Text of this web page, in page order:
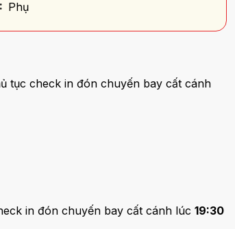
Phụ
tục check in đón chuyến bay cất cánh
in đón chuyến bay cất cánh lúc 19:30